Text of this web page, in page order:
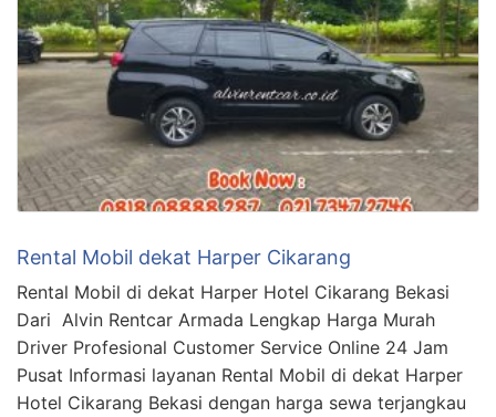
Rental Mobil dekat Harper Cikarang
Rental Mobil di dekat Harper Hotel Cikarang Bekasi
Dari Alvin Rentcar Armada Lengkap Harga Murah
Driver Profesional Customer Service Online 24 Jam
Pusat Informasi layanan Rental Mobil di dekat Harper
Hotel Cikarang Bekasi dengan harga sewa terjangkau